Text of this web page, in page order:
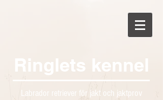
Ringlets kennel
Labrador retriever för jakt och jaktprov